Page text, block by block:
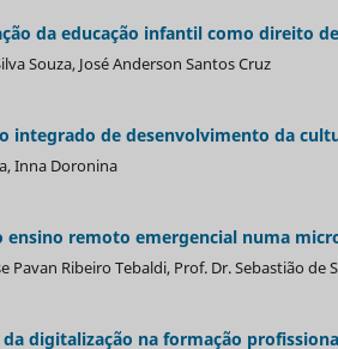
da educação infantil como direito
Souza, José Anderson Santos Cruz
integrado de desenvolvimento da
Inna Doronina
ensino remoto emergencial numa
Pavan Ribeiro Tebaldi, Prof. Dr. Sebastião de
digitalização na formação